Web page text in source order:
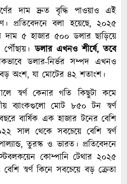
দাম দ্রুত বৃদ্ধি পাওয়াও এই
প্রতিবেদনে বলা হয়েছে, ২০২৫
দাম ৫ হাজার ৫০০ ডলার ছাড়িয়ে
পৌঁছায়।ডলার এখনও শীর্ষে, তবে
ডলার-নির্ভর সম্পদ এখনও
বড় অংশ, যা মোটের ৪২ শতাংশ।
স্বর্ণ কেনার গতি কিছুটা কমে
ব্যাংকগুলো মোট ৮৫০ টন স্বর্ণ
বার্ষিক এক হাজার টনের বেশি
সাল থেকে সবচেয়ে বেশি স্বর্ণ
তুরস্ক ও ভারত। প্রতিবেদনে
কোম্পানি টেথার ২০২৫
স্বর্ণ কিনে সবচেয়ে বড় ক্রেতা